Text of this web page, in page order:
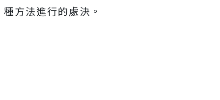
種方法進行的處決。